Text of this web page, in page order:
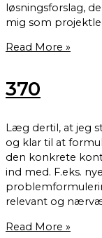
løsningsforslag,
mig som
Read More »
370
Læg dertil, at jeg
og klar til at
den konkrete
ind med. F.eks.
relevant og
Read More »